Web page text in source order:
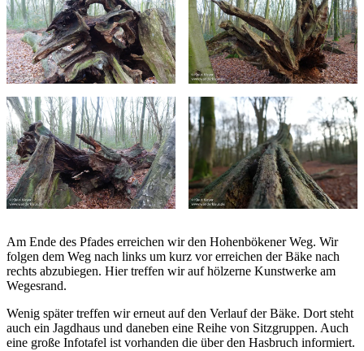
Am Ende des Pfades erreichen wir den Hohenbökener Weg. Wir
folgen dem Weg nach links um kurz vor erreichen der Bäke nach
rechts abzubiegen. Hier treffen wir auf hölzerne Kunstwerke am
Wegesrand.
Wenig später treffen wir erneut auf den Verlauf der Bäke. Dort steht
auch ein Jagdhaus und daneben eine Reihe von Sitzgruppen. Auch
eine große Infotafel ist vorhanden die über den Hasbruch informiert.